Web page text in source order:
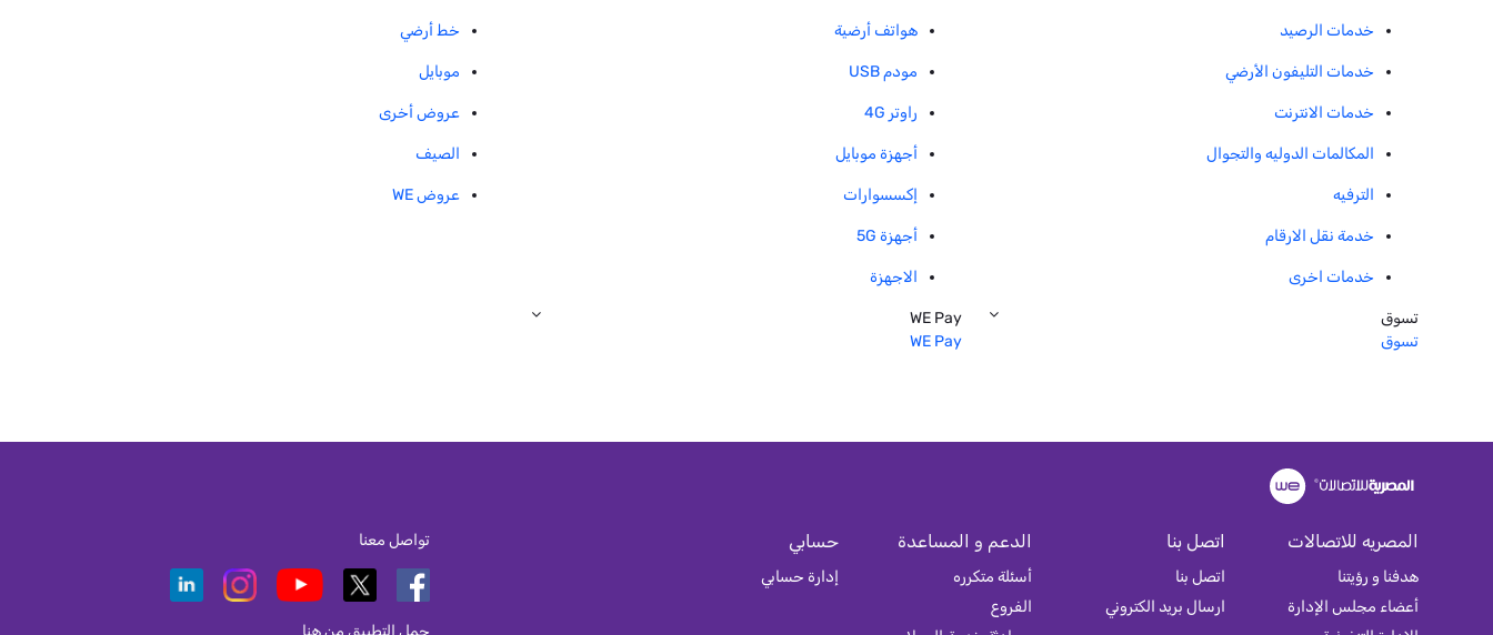
خدمات الرصيد
خدمات التليفون الأرضي
خدمات الانترنت
المكالمات الدوليه والتجوال
الترفيه
خدمة نقل الارقام
خدمات اخرى
هواتف أرضية
مودم USB
راوتر 4G
أجهزة موبايل
إكسسوارات
أجهزة 5G
الاجهزة
خط أرضي
موبايل
عروض أخرى
الصيف
عروض WE
تسوق
تسوق
WE Pay
WE Pay
المصريه للاتصالات
هدفنا و رؤيتنا
أعضاء مجلس الإدارة
اتصل بنا
اتصل بنا
ارسال بريد الكتروني
الدعم و المساعدة
أسئلة متكرره
الفروع
حسابي
إدارة حسابي
تواصل معنا
حمل التطبيق من هنا